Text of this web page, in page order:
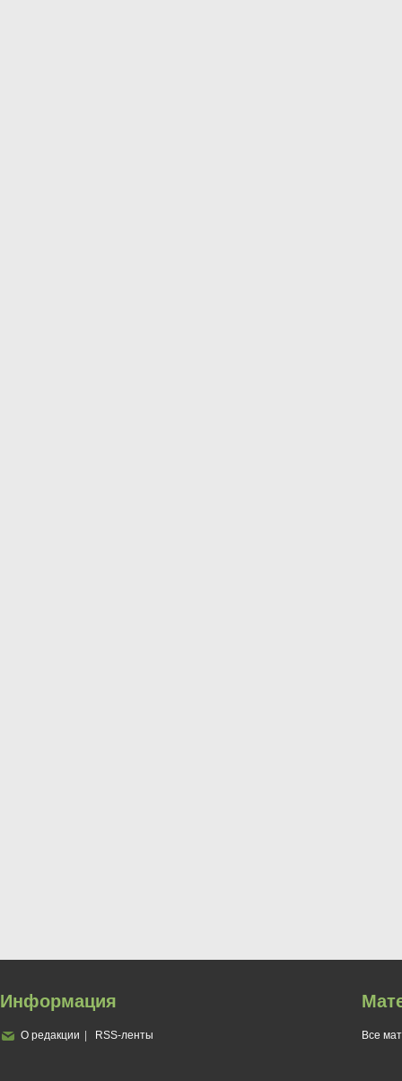
Информация
О редакции RSS-ленты Все